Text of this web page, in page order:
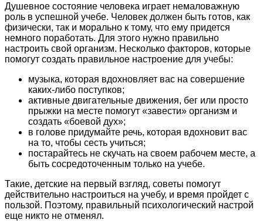
Душевное состояние человека играет немаловажную
роль в успешной учебе. Человек должен быть готов, как
физически, так и морально к тому, что ему придется
немного поработать. Для этого нужно правильно
настроить свой организм. Несколько факторов, которые
помогут создать правильное настроение для учебы:
музыка, которая вдохновляет вас на совершение
каких-либо поступков;
активные двигательные движения, бег или просто
прыжки на месте помогут «завести» организм и
создать «боевой дух»;
в голове придумайте речь, которая вдохновит вас
на то, чтобы сесть учиться;
постарайтесь не скучать на своем рабочем месте, а
быть сосредоточенным только на учебе.
Такие, детские на первый взгляд, советы помогут
действительно настроиться на учебу, и время пройдет с
пользой. Поэтому, правильный психологический настрой
еще никто не отменял.